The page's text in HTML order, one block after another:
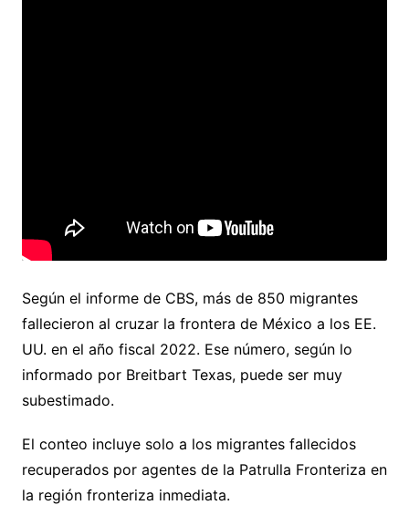
Según el informe de CBS, más de 850 migrantes
fallecieron al cruzar la frontera de México a los EE.
UU. en el año fiscal 2022. Ese número, según lo
informado por Breitbart Texas, puede ser muy
subestimado.
El conteo incluye solo a los migrantes fallecidos
recuperados por agentes de la Patrulla Fronteriza en
la región fronteriza inmediata.